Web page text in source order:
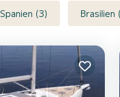
Spanien (3) Brasilien